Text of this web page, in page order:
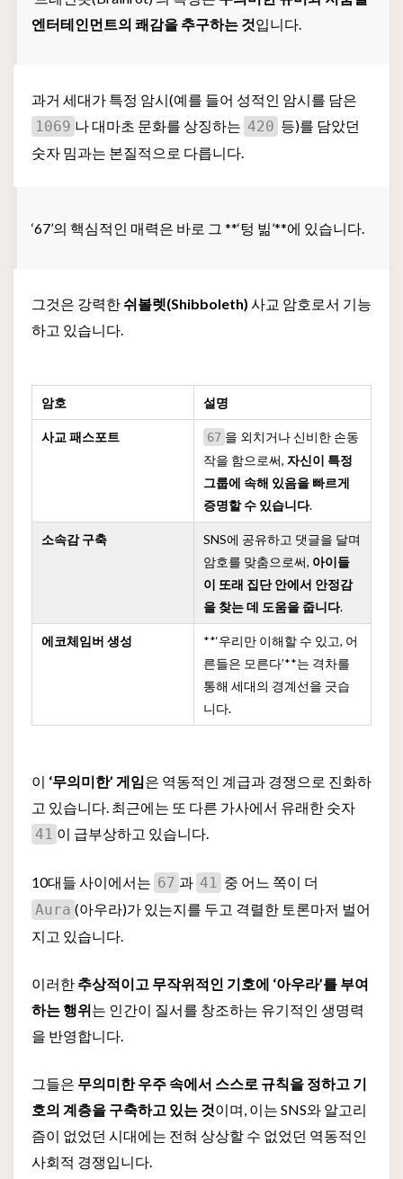
엔터테인먼트의 쾌감을 추구하는 것입니다.
과거 세대가 특정 암시(예를 들어 성적인 암시를 담은
1069 나 대마초 문화를 상징하는 420 등)를 담았던
숫자 밈과는 본질적으로 다릅니다.
‘67’의 핵심적인 매력은 바로 그 **‘텅 빎’**에 있습니다.
그것은 강력한 쉬볼렛(Shibboleth) 사교 암호로서 기능
하고 있습니다.
암호 설명
사교 패스포트 67 을 외치거나 신비한 손동
작을 함으로써,자신이 특정
그룹에 속해 있음을 빠르게
증명할 수 있습니다.
소속감 구축
SNS에 공유하고 댓글을 달며
암호를 맞춤으로써, 아이들
이 또래 집단 안에서 안정감
을 찾는 데 도움을 줍니다.
에코체임버 생성
**‘우리만 이해할 수 있고, 어
른들은 모른다’**는 격차를
통해 세대의 경계선을 긋습
니다.
이 ‘무의미한’ 게임은 역동적인 계급과 경쟁으로 진화하
고 있습니다. 최근에는 또 다른 가사에서 유래한 숫자
41 이 급부상하고 있습니다.
10대들 사이에서는 67 과 41 중 어느 쪽이 더
Aura (아우라)가 있는지를 두고 격렬한 토론마저 벌어
지고 있습니다.
이러한 추상적이고 무작위적인 기호에 ‘아우라’를 부여
하는 행위는 인간이 질서를 창조하는 유기적인 생명력
을 반영합니다.
그들은 무의미한 우주 속에서 스스로 규칙을 정하고 기
호의 계층을 구축하고 있는 것이며, 이는 SNS와 알고리
즘이 없었던 시대에는 전혀 상상할 수 없었던 역동적인
사회적 경쟁입니다.